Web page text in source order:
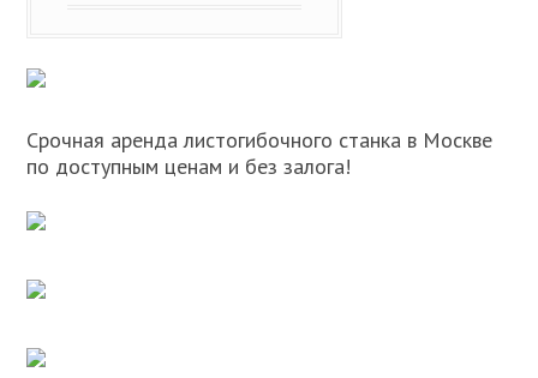
Срочная аренда листогибочного станка в Москве
по доступным ценам и без залога!